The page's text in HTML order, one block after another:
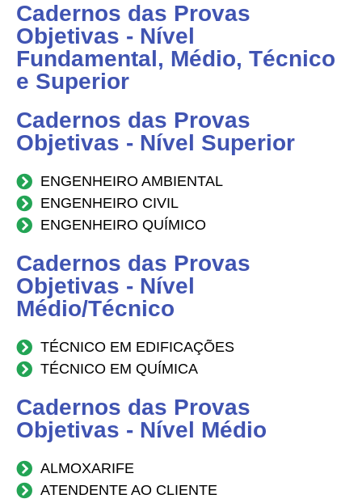
Cadernos das Provas
Objetivas - Nível
Fundamental, Médio, Técnico
e Superior
Cadernos das Provas
Objetivas - Nível Superior
ENGENHEIRO AMBIENTAL
ENGENHEIRO CIVIL
ENGENHEIRO QUÍMICO
Cadernos das Provas
Objetivas - Nível
Médio/Técnico
TÉCNICO EM EDIFICAÇÕES
TÉCNICO EM QUÍMICA
Cadernos das Provas
Objetivas - Nível Médio
ALMOXARIFE
ATENDENTE AO CLIENTE